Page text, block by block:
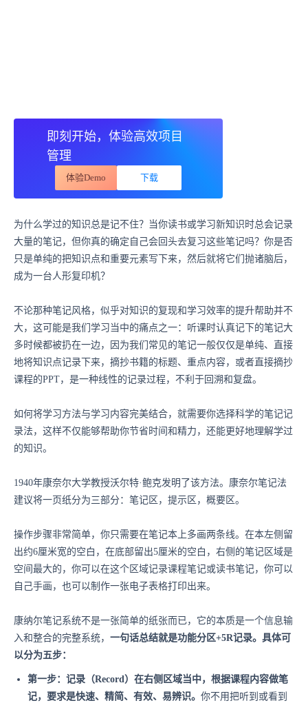
即刻开始，体验高效项目
管理
体验Demo 下载
为什么学过的知识总是记不住？当你读书或学习新知识时总会记录
大量的笔记，但你真的确定自己会回头去复习这些笔记吗？你是否
只是单纯的把知识点和重要元素写下来，然后就将它们抛诸脑后，
成为一台人形复印机？
不论那种笔记风格，似乎对知识的复现和学习效率的提升帮助并不
大，这可能是我们学习当中的痛点之一：听课时认真记下的笔记大
多时候都被扔在一边，因为我们常见的笔记一般仅仅是单纯、直接
地将知识点记录下来，摘抄书籍的标题、重点内容，或者直接摘抄
课程的PPT，是一种线性的记录过程，不利于回溯和复盘。
如何将学习方法与学习内容完美结合，就需要你选择科学的笔记记
录法，这样不仅能够帮助你节省时间和精力，还能更好地理解学过
的知识。
1940年康奈尔大学教授沃尔特·鲍克发明了该方法。康奈尔笔记法
建议将一页纸分为三部分：笔记区，提示区，概要区。
操作步骤非常简单，你只需要在笔记本上多画两条线。在本左侧留
出约6厘米宽的空白，在底部留出5厘米的空白，右侧的笔记区域是
空间最大的，你可以在这个区域记录课程笔记或读书笔记，你可以
自己手画，也可以制作一张电子表格打印出来。
康纳尔笔记系统不是一张简单的纸张而已，它的本质是一个信息输
入和整合的完整系统， 一句话总结就是功能分区+5R记录。具体可
以分为五步：
第一步： 记录（Record）在右侧区域当中，根据课程内容做笔
记，要求是快速、精简、有效、易辨识。 你不用把听到或看到